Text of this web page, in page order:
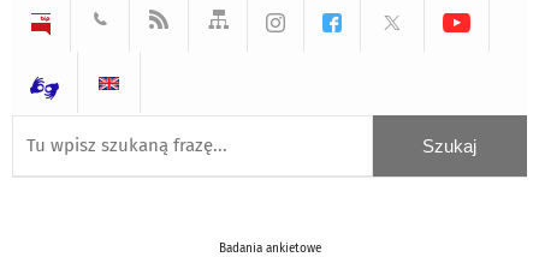
Badania ankietowe